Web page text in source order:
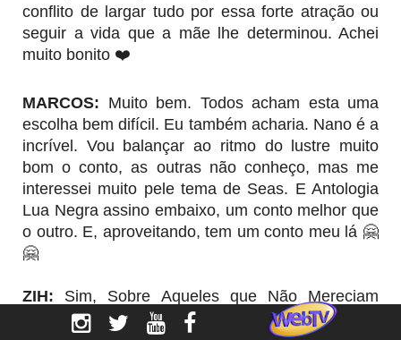
conflito de largar tudo por essa forte atração ou
seguir a vida que a mãe lhe determinou. Achei
muito bonito ❤️
MARCOS: Muito bem. Todos acham esta uma
escolha bem difícil. Eu também acharia. Nano é a
incrível. Vou balançar ao ritmo do lustre muito
bom o conto, as outras não conheço, mas me
interessei muito pele tema de Seas. E Antologia
Lua Negra assino embaixo, um conto melhor que
o outro. E, aproveitando, tem um conto meu lá 🤗
🤗
ZIH: Sim, Sobre Aqueles que Não Mereciam
Morrer, conto maravilhoso, cuja história é o